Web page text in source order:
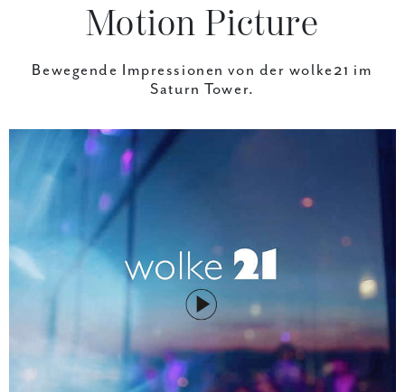
Motion Picture
Bewegende Impressionen von der wolke21 im
Saturn Tower.